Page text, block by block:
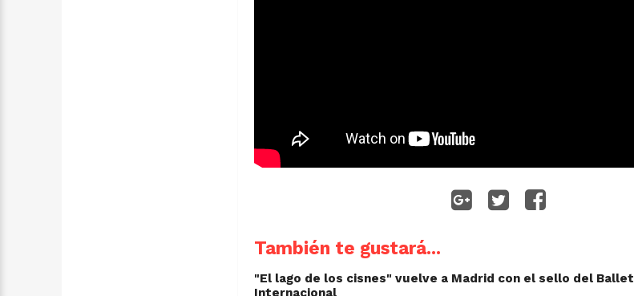
También te gustará...
"El lago de los cisnes" vuelve a Madrid con el sello del